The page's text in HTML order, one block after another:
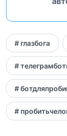
# глазбога
#
#
#